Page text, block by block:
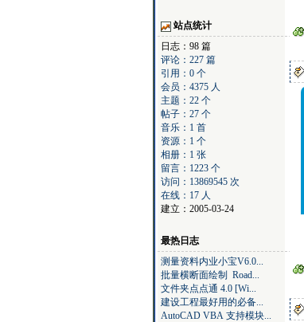
站点统计
日志：98 篇
评论：227 篇
引用：0 个
会员：4375 人
主题：22 个
帖子：27 个
音乐：1 首
资源：1 个
相册：1 张
留言：1223 个
访问：13869545 次
在线：17 人
建立：2005-03-24
最热日志
测量资料内业小宝V6.0...
批量横断面绘制 Road...
文件夹点点通 4.0 [Wi...
建设工程最好用的必备...
AutoCAD VBA 支持模块...